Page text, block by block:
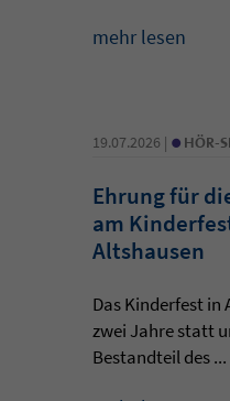
mehr lesen
19.07.2026 | • HÖR-
Ehrung für
am
Altshausen
Das Kinderfest in
zwei Jahre statt
Bestandteil des ...